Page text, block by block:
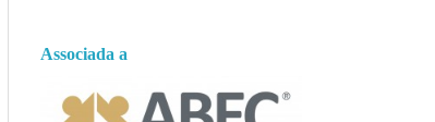
Associada a